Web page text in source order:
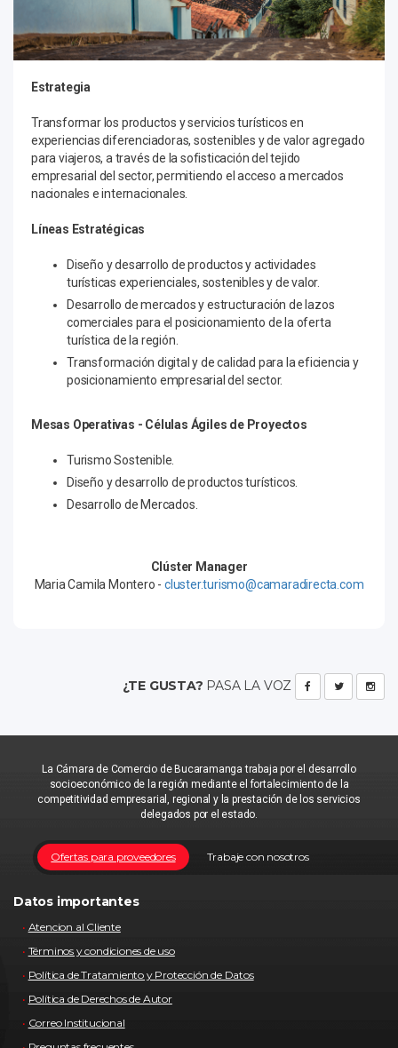
Estrategia
Transformar los productos y servicios turísticos en
experiencias diferenciadoras, sostenibles y de valor agregado
para viajeros, a través de la sofisticación del tejido
empresarial del sector, permitiendo el acceso a mercados
nacionales e internacionales.
Líneas Estratégicas
Diseño y desarrollo de productos y actividades
turísticas experienciales, sostenibles y de valor.
Desarrollo de mercados y estructuración de lazos
comerciales para el posicionamiento de la oferta
turística de la región.
Transformación digital y de calidad para la eficiencia y
posicionamiento empresarial del sector.
Mesas Operativas - Células Ágiles de Proyectos
Turismo Sostenible.
Diseño y desarrollo de productos turísticos.
Desarrollo de Mercados.
Clúster Manager
Maria Camila Montero - cluster.turismo@camaradirecta.com
¿TE GUSTA? PASA LA VOZ
La Cámara de Comercio de Bucaramanga trabaja por el desarrollo
socioeconómico de la región mediante el fortalecimiento de la
competitividad empresarial, regional y la prestación de los servicios
delegados por el estado.
Trabaje con nosotros
Ofertas para proveedores
Datos importantes
Atencion al Cliente
Términos y condiciones de uso
Política de Tratamiento y Protección de Datos
Política de Derechos de Autor
Correo Institucional